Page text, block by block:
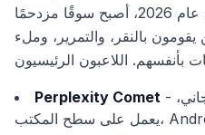
كأنه تجربة. بحلول منتصف عام 2026، أصبح سوقًا مزدحمًا
بالنقر، والتمرير، وملء
Perplexity Comet - تم إطلاقه في يوليو 2025، مجاني،